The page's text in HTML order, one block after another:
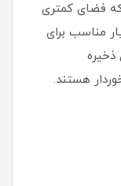
که فضای کمتری
مناسب برای
ذخیره
هستند.